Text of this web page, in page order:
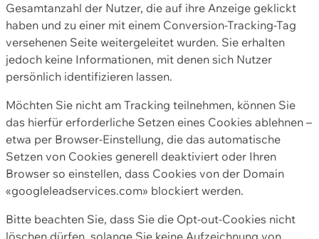
Gesamtanzahl der Nutzer, die auf ihre Anzeige geklickt
haben und zu einer mit einem Conversion-Tracking-Tag
versehenen Seite weitergeleitet wurden. Sie erhalten
jedoch keine Informationen, mit denen sich Nutzer
persönlich identifizieren lassen.
Möchten Sie nicht am Tracking teilnehmen, können Sie
das hierfür erforderliche Setzen eines Cookies ablehnen –
etwa per Browser-Einstellung, die das automatische
Setzen von Cookies generell deaktiviert oder Ihren
Browser so einstellen, dass Cookies von der Domain
«googleleadservices.com» blockiert werden.
Bitte beachten Sie, dass Sie die Opt-out-Cookies nicht